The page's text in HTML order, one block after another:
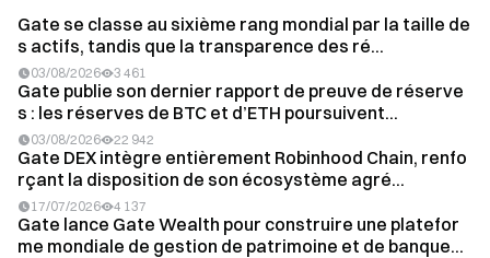
Gate se classe au sixième rang mondial par la taille de
s actifs, tandis que la transparence des ré...
03/08/2026 3 461
Gate publie son dernier rapport de preuve de réserve
s : les réserves de BTC et d’ETH poursuivent...
03/08/2026 22 942
Gate DEX intègre entièrement Robinhood Chain, renfo
rçant la disposition de son écosystème agré...
17/07/2026 4 137
Gate lance Gate Wealth pour construire une platefor
me mondiale de gestion de patrimoine et de banque...